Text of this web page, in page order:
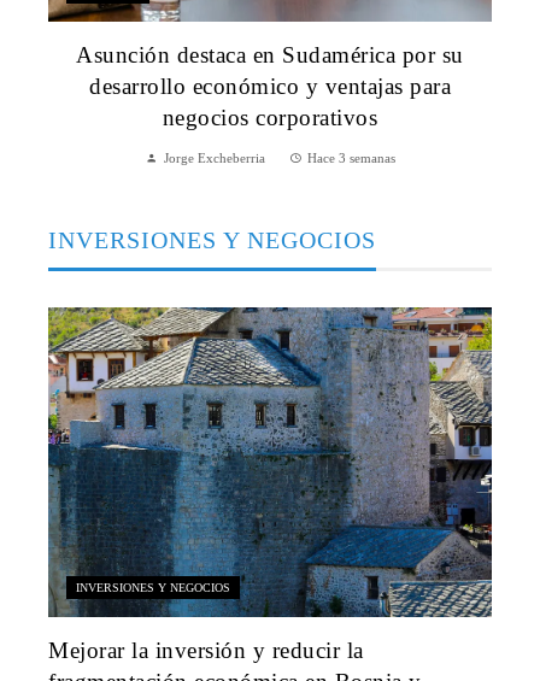
Asunción destaca en Sudamérica por su
desarrollo económico y ventajas para
negocios corporativos
Jorge Excheberria Hace 3 semanas
INVERSIONES Y NEGOCIOS
INVERSIONES Y NEGOCIOS
Mejorar la inversión y reducir la